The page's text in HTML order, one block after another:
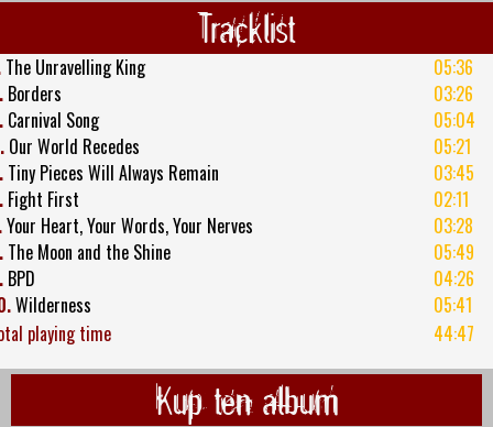
Tracklist
The Unravelling King
05:36
Borders
03:26
Carnival Song
05:04
Our World Recedes
05:21
Tiny Pieces Will Always Remain
03:45
Fight First
02:11
Your Heart, Your Words, Your Nerves
03:28
The Moon and the Shine
05:49
BPD
04:26
Wilderness
05:41
playing time
44:47
Kup ten album